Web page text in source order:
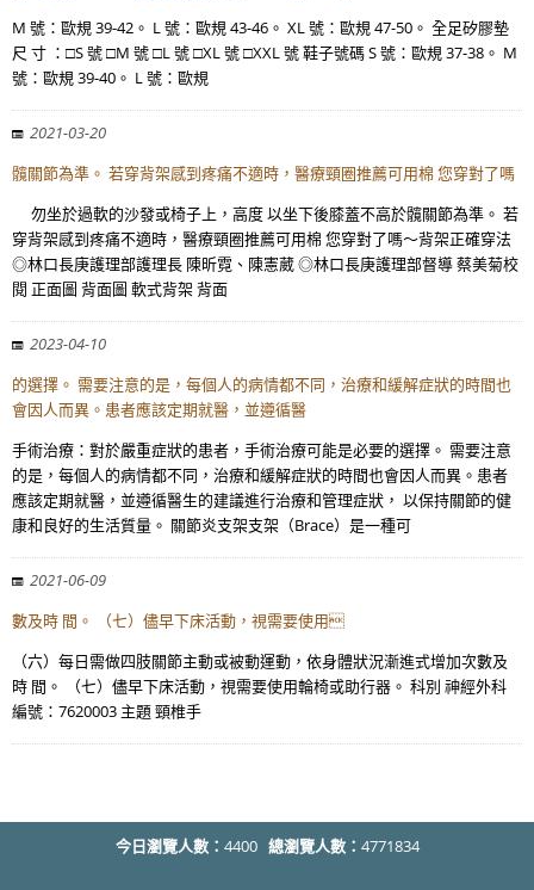
M 號：歐規 39-42。 L 號：歐規 43-46。 XL 號：歐規 47-50。 全足矽膠墊
尺 寸 ：□S 號 □M 號 □L 號 □XL 號 □XXL 號 鞋子號碼 S 號：歐規 37-38。 M
號：歐規 39-40。 L 號：歐規
2021-03-20
髖關節為準。 若穿背架感到疼痛不適時，醫療頸圈推薦可用棉 您穿對了嗎
勿坐於過軟的沙發或椅子上，高度 以坐下後膝蓋不高於髖關節為準。 若
穿背架感到疼痛不適時，醫療頸圈推薦可用棉 您穿對了嗎～背架正確穿法
◎林口長庚護理部護理長 陳昕霓、陳憲葳 ◎林口長庚護理部督導 蔡美菊校
閱 正面圖 背面圖 軟式背架 背面
2023-04-10
的選擇。 需要注意的是，每個人的病情都不同，治療和緩解症狀的時間也
會因人而異。患者應該定期就醫，並遵循醫
手術治療：對於嚴重症狀的患者，手術治療可能是必要的選擇。 需要注意
的是，每個人的病情都不同，治療和緩解症狀的時間也會因人而異。患者
應該定期就醫，並遵循醫生的建議進行治療和管理症狀， 以保持關節的健
康和良好的生活質量。 關節炎支架支架（Brace）是一種可
2021-06-09
數及時 間。 （七）儘早下床活動，視需要使用
（六）每日需做四肢關節主動或被動運動，依身體狀況漸進式增加次數及
時 間。 （七）儘早下床活動，視需要使用輪椅或助行器。 科別 神經外科
編號：7620003 主題 頸椎手
今日瀏覽人數： 4400 總瀏覽人數： 4771834